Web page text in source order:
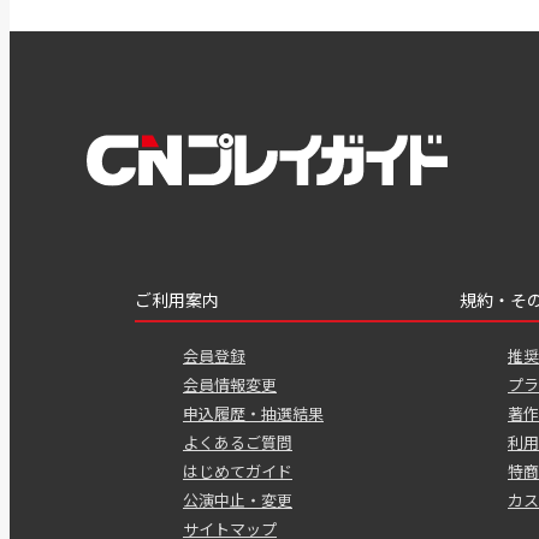
ご利用案内
会員登録
会員情報変更
申込履歴・抽選結果
よくあるご質問
はじめてガイド
公演中止・変更
サイトマップ
規約・そ
推
プ
著
利
特
カ